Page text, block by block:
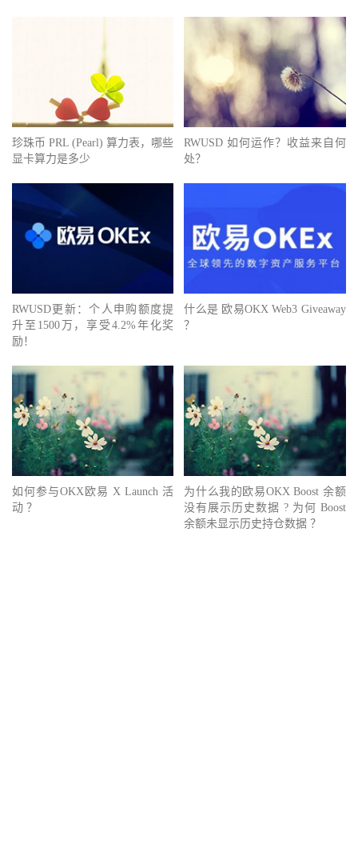
珍珠币 PRL (Pearl) 算力表，哪些
显卡算力是多少
RWUSD 如何运作？收益来自何
处？
RWUSD更新：个人申购额度提
升至1500万，享受4.2%年化奖
励！
什么是 欧易OKX Web3 Giveaway
？
如何参与OKX欧易 X Launch 活
动 ？
为什么我的欧易OKX Boost 余额
没有展示历史数据 ? 为何 Boost
余额未显示历史持仓数据 ？